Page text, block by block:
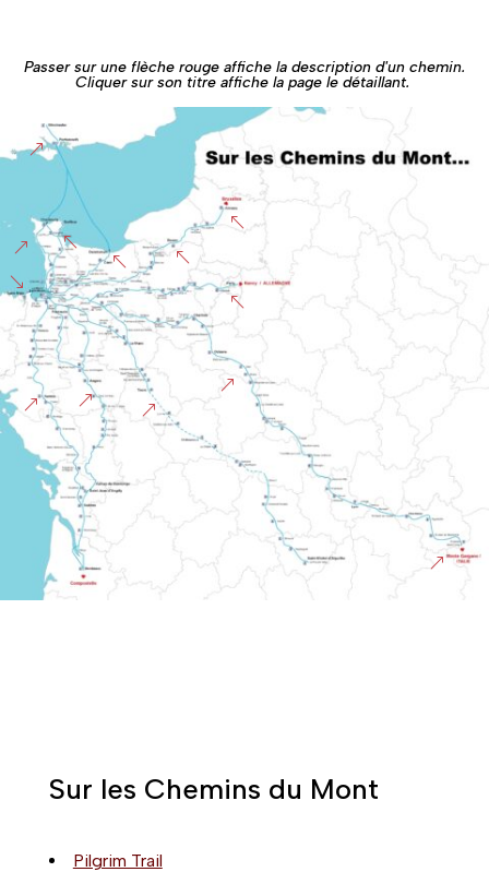
Passer sur une flèche rouge affiche la description d'un chemin.
Cliquer sur son titre affiche la page le détaillant.
&
&
%
%
%
%
%
&
&
&
&
&
'
Sur les Chemins du Mont
Pilgrim Trail